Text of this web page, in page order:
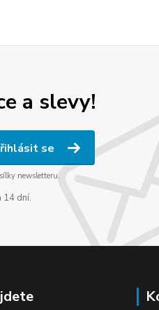
a slevy!
se
newsletteru.
14 dní.